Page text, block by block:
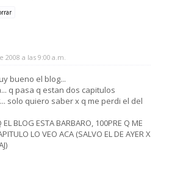
a las 9:00 a.m.
bueno el blog...
q pasa q estan dos capitulos
solo quiero saber x q me perdi el del
EL BLOG ESTA BARBARO, 100PRE Q ME
LO VEO ACA (SALVO EL DE AYER X